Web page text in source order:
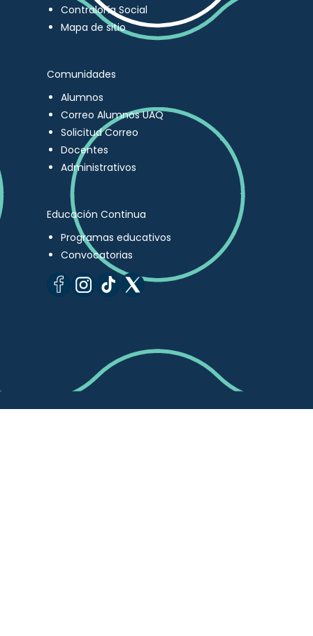
Contraloría Social
Mapa de sitio
Comunidades
Alumnos
Correo Alumnos UAQ
Solicitud Correo
Docentes
Administrativos
Educación Continua
Programas educativos
Convocatorias